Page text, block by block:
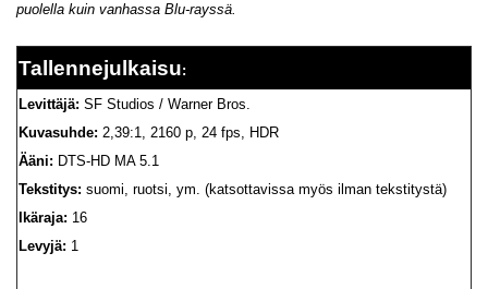
puolella kuin vanhassa Blu-rayssä.
Tallennejulkaisu:
Levittäjä: SF Studios / Warner Bros.
Kuvasuhde: 2,39:1, 2160 p, 24 fps, HDR
Ääni: DTS-HD MA 5.1
Tekstitys: suomi, ruotsi, ym. (katsottavissa myös ilman tekstitystä)
Ikäraja: 16
Levyjä: 1